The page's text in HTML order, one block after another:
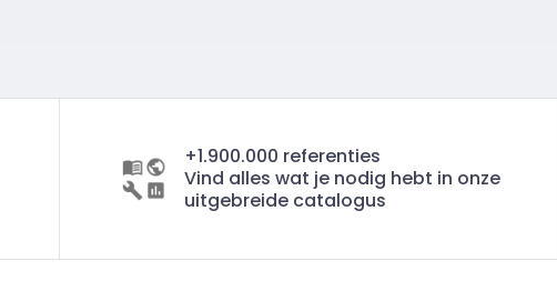
+1.900.000 referenties
Vind alles wat je nodig hebt in onze
uitgebreide catalogus